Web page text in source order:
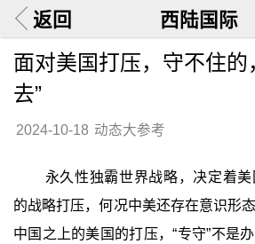
返回 西陆国际
面对美国打压，守不住的
去”
2024-10-18 动态大参考
永久性独霸世界战略，决定着
的战略打压，何况中美还存在意识形
中国之上的美国的打压，“专守”不是